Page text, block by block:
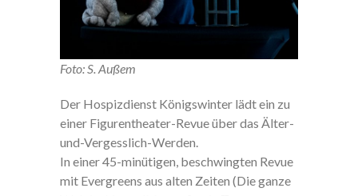
Foto: S. Außem
Der Hospizdienst Königswinter lädt ein zu
einer Figurentheater-Revue über das Älter-
und-Vergesslich-Werden.
In einer 45-minütigen, beschwingten Revue
mit Evergreens aus alten Zeiten (Die ganze